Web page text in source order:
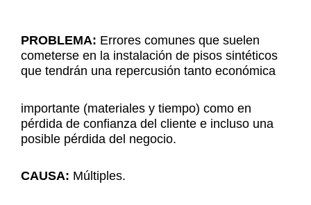
PROBLEMA: Errores comunes que suelen
cometerse en la instalación de pisos sintéticos
que tendrán una repercusión tanto económica
importante (materiales y tiempo) como en
pérdida de confianza del cliente e incluso una
posible pérdida del negocio.
CAUSA: Múltiples.